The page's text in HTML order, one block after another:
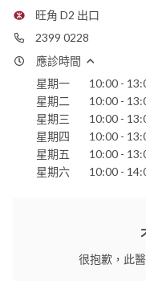
旺角 D2 出口
2399 0228
應診時間
星期一
10:00 -
星期二
10:00 -
星期三
10:00 -
星期四
10:00 -
星期五
10:00 -
星期六
10:00 -
很抱歉，此